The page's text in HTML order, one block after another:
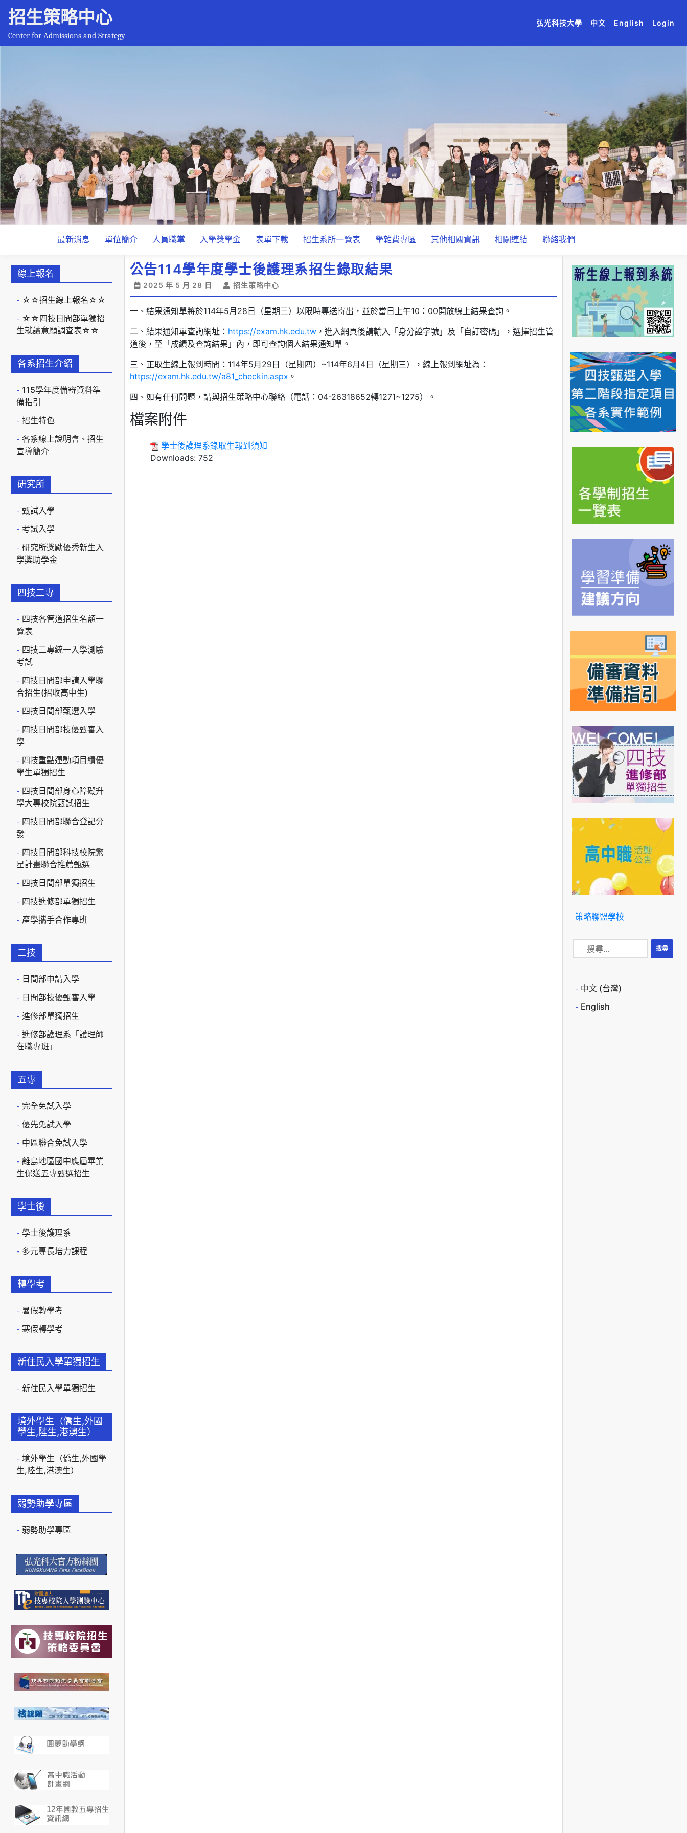
招生策略中心
Center for Admissions and Strategy
(current)
(current)
弘光科技大學 (current)
中文 (current)
English (current)
Login
最新消息 單位簡介 人員職掌 入學獎學金 表單下載 招生系所一覽表 學雜費專區 其他相關資訊 相關連結 聯絡我們
線上報名
☆☆招生線上報名☆☆
☆☆四技日間部單獨招
生就讀意願調查表☆☆
各系招生介紹
115學年度備審資料準
備指引
招生特色
各系線上說明會、招生
宣導簡介
研究所
甄試入學
考試入學
研究所獎勵優秀新生入
學獎助學金
四技二專
四技各管道招生名額一
覽表
四技二專統一入學測驗
考試
四技日間部申請入學聯
合招生(招收高中生)
四技日間部甄選入學
四技日間部技優甄審入
學
四技重點運動項目績優
學生單獨招生
四技日間部身心障礙升
學大專校院甄試招生
四技日間部聯合登記分
發
四技日間部科技校院繁
星計畫聯合推薦甄選
四技日間部單獨招生
四技進修部單獨招生
產學攜手合作專班
二技
日間部申請入學
日間部技優甄審入學
進修部單獨招生
進修部護理系「護理師
在職專班」
五專
完全免試入學
優先免試入學
中區聯合免試入學
離島地區國中應屆畢業
生保送五專甄選招生
學士後
學士後護理系
多元專長培力課程
轉學考
暑假轉學考
寒假轉學考
新住民入學單獨招生
新住民入學單獨招生
境外學生（僑生,外國
學生,陸生,港澳生）
境外學生（僑生,外國學
生,陸生,港澳生）
弱勢助學專區
弱勢助學專區
公告114學年度學士後護理系招生錄取結果
2025 年 5 月 28 日 招生策略中心
一、結果通知單將於114年5月28日（星期三）以限時專送寄出，並於當日上午10：00開放線上結果查詢。
二、結果通知單查詢網址： https://exam.hk.edu.tw，進入網頁後請輸入「身分證字號」及「自訂密碼」，選擇招生管
道後，至「成績及查詢結果」內，即可查詢個人結果通知單。
三、正取生線上報到時間：114年5月29日（星期四）~114年6月4日（星期三），線上報到網址為：
https://exam.hk.edu.tw/a81_checkin.aspx 。
四、如有任何問題，請與招生策略中心聯絡（電話：04-26318652轉1271~1275）。
檔案附件
學士後護理系錄取生報到須知
Downloads:752
策略聯盟學校
中文 (台灣)
English